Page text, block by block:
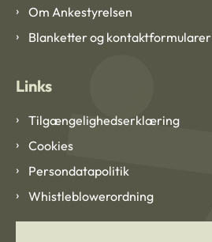
Om Ankestyrelsen
Blanketter og kontaktformularer
Links
Tilgængelighedserklæring
Cookies
Persondatapolitik
Whistleblowerordning